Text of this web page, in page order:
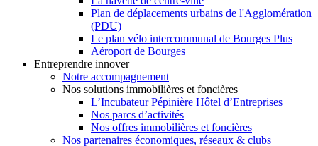
Plan de déplacements urbains de l'Agglomération
(PDU)
Le plan vélo intercommunal de Bourges Plus
Aéroport de Bourges
Entreprendre innover
Notre accompagnement
Nos solutions immobilières et foncières
L’Incubateur Pépinière Hôtel d’Entreprises
Nos parcs d’activités
Nos offres immobilières et foncières
Nos partenaires économiques, réseaux & clubs